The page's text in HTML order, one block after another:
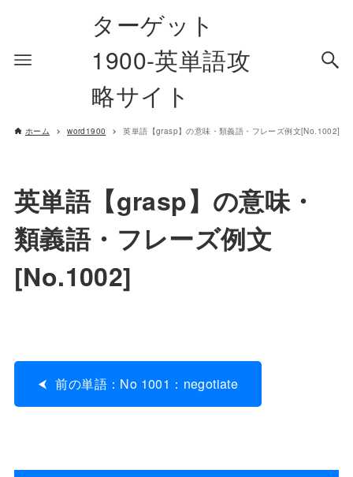
ターゲット
1900-英単語攻
略サイト
ホーム word1900 英単語【grasp】の意味・類義語・フレーズ例文[No.1002]
英単語【grasp】の意味・
類義語・フレーズ例文
[No.1002]
前の単語：No 1001：negotiate